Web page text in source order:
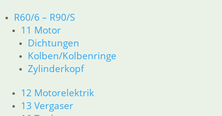
R60/6 – R90/S
11 Motor
Dichtungen
Kolben/Kolbenringe
Zylinderkopf
12 Motorelektrik
13 Vergaser
Vertrag widerrufen
Teilesuche und Referenzummern
Besuchen Sie realoem.com mit Explosionszeichnungen für Ihre
Ersatzteilsuche.